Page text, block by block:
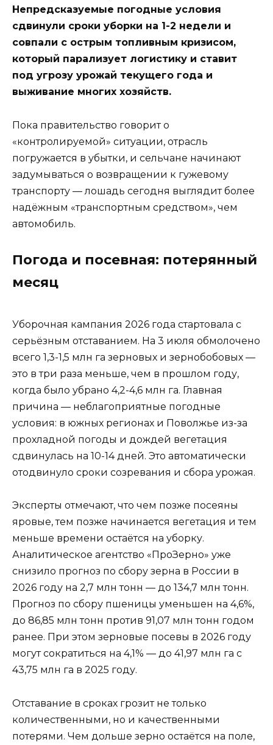
Непредсказуемые погодные условия
сдвинули сроки уборки на 1-2 недели и
совпали с острым топливным кризисом,
который парализует логистику и ставит
под угрозу урожай текущего года и
выживание многих хозяйств.
Пока правительство говорит о
«контролируемой» ситуации, отрасль
погружается в убытки, и сельчане начинают
задумываться о возвращении к гужевому
транспорту — лошадь сегодня выглядит более
надёжным «транспортным средством», чем
автомобиль.
Погода и посевная: потерянный
месяц
Уборочная кампания 2026 года стартовала с
серьёзным отставанием. На 3 июля обмолочено
всего 1,3-1,5 млн га зерновых и зернобобовых —
это в три раза меньше, чем в прошлом году,
когда было убрано 4,2-4,6 млн га. Главная
причина — неблагоприятные погодные
условия: в южных регионах и Поволжье из-за
прохладной погоды и дождей вегетация
сдвинулась на 10-14 дней. Это автоматически
отодвинуло сроки созревания и сбора урожая.
Эксперты отмечают, что чем позже посеяны
яровые, тем позже начинается вегетация и тем
меньше времени остаётся на уборку.
Аналитическое агентство «ПроЗерно» уже
снизило прогноз по сбору зерна в России в
2026 году на 2,7 млн тонн — до 134,7 млн тонн.
Прогноз по сбору пшеницы уменьшен на 4,6%,
до 86,85 млн тонн против 91,07 млн тонн годом
ранее. При этом зерновые посевы в 2026 году
могут сократиться на 4,1% — до 41,97 млн га с
43,75 млн га в 2025 году.
Отставание в сроках грозит не только
количественными, но и качественными
потерями. Чем дольше зерно остаётся на поле,